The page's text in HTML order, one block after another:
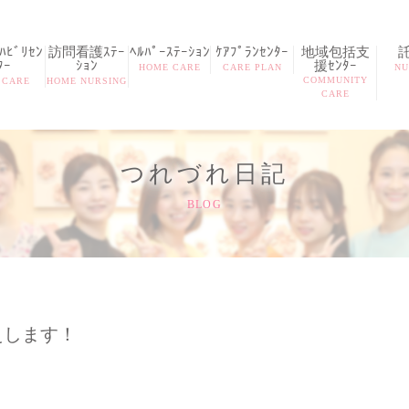
ﾋﾞﾘｾﾝ
ｰ
訪問看護ｽﾃｰ
ｼｮﾝ
HOME NURSING
ﾍﾙﾊﾟｰｽﾃｰｼｮﾝ
HOME CARE
ｹｱﾌﾟﾗﾝｾﾝﾀｰ
CARE PLAN
地域包括支
援ｾﾝﾀｰ
COMMUNITY
CARE
つれづれ日記
BLOG
ます！